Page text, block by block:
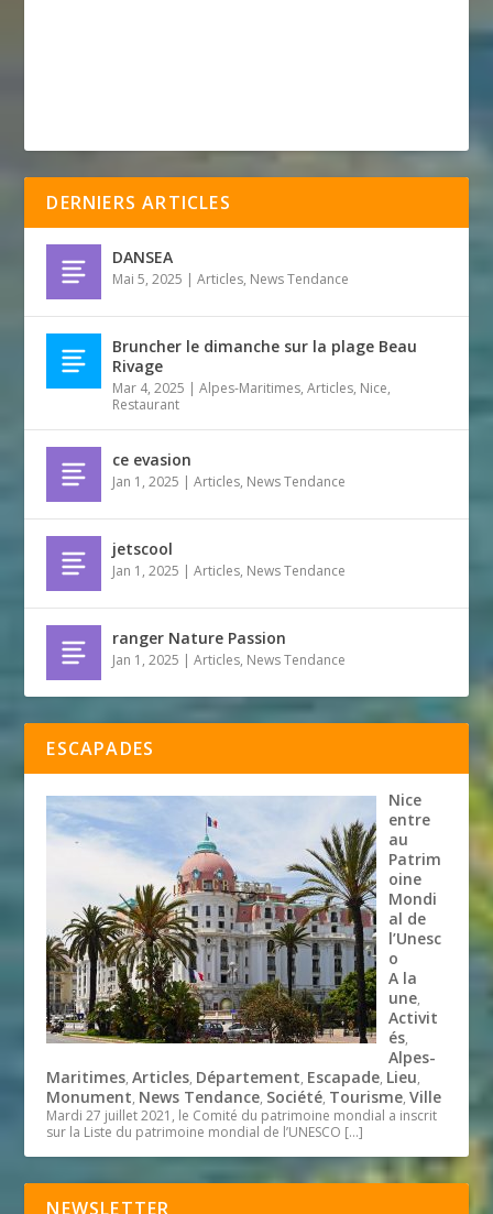
DERNIERS ARTICLES
DANSEA
Mai 5, 2025 |Articles, News Tendance
Bruncher le dimanche sur la plage Beau
Rivage
Mar 4, 2025 |Alpes-Maritimes,Articles, Nice,
Restaurant
ce evasion
Jan 1, 2025 |Articles, News Tendance
jetscool
Jan 1, 2025 |Articles, News Tendance
ranger Nature Passion
Jan 1, 2025 |Articles, News Tendance
ESCAPADES
Nice
entre
au
Patrim
oine
Mondi
al de
l’Unesc
o
A la
une,
Activit
és,
Alpes-
Maritimes,Articles, Département, Escapade, Lieu,
Monument, News Tendance, Société, Tourisme,Ville
Mardi 27 juillet 2021, le Comité du patrimoine mondial a inscrit
sur la Liste du patrimoine mondial de l’UNESCO […]
NEWSLETTER